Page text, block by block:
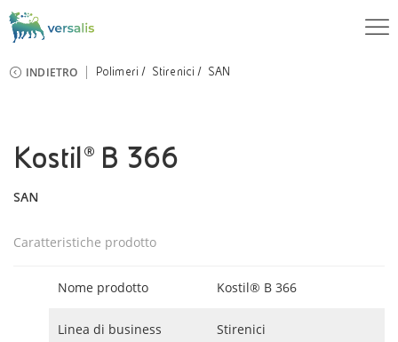
INDIETRO Polimeri Stirenici SAN
Kostil® B 366
SAN
Caratteristiche prodotto
Nome prodotto Kostil® B 366
Linea di business Stirenici